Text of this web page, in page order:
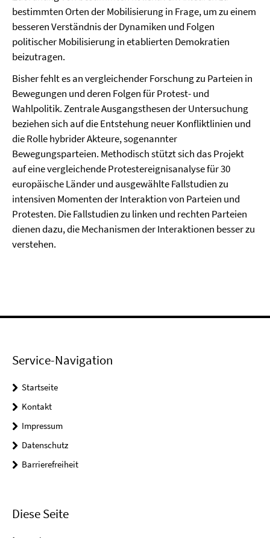
bestimmten Orten der Mobilisierung in Frage, um zu einem
besseren Verständnis der Dynamiken und Folgen
politischer Mobilisierung in etablierten Demokratien
beizutragen.
Bisher fehlt es an vergleichender Forschung zu Parteien in
Bewegungen und deren Folgen für Protest- und
Wahlpolitik. Zentrale Ausgangsthesen der Untersuchung
beziehen sich auf die Entstehung neuer Konfliktlinien und
die Rolle hybrider Akteure, sogenannter
Bewegungsparteien. Methodisch stützt sich das Projekt
auf eine vergleichende Protestereignisanalyse für 30
europäische Länder und ausgewählte Fallstudien zu
intensiven Momenten der Interaktion von Parteien und
Protesten. Die Fallstudien zu linken und rechten Parteien
dienen dazu, die Mechanismen der Interaktionen besser zu
verstehen.
Service-Navigation
Startseite
Kontakt
Impressum
Datenschutz
Barrierefreiheit
Diese Seite